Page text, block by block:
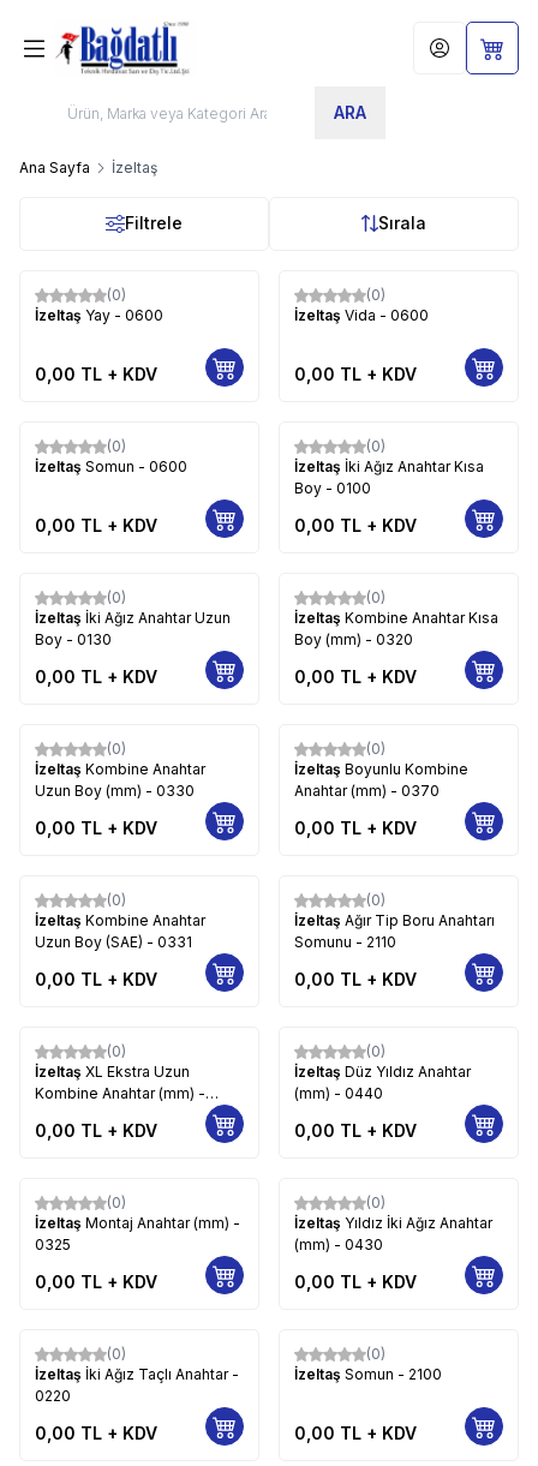
ARA
Hesabım
Ana Sayfa İzeltaş
Filtrele Sırala
(0)
İzeltaş Yay - 0600
0,00 TL + KDV
(0)
İzeltaş Vida - 0600
0,00 TL + KDV
(0)
İzeltaş Somun - 0600
0,00 TL + KDV
(0)
İzeltaş İki Ağız Anahtar Kısa
Boy - 0100
0,00 TL + KDV
(0)
İzeltaş İki Ağız Anahtar Uzun
Boy - 0130
0,00 TL + KDV
(0)
İzeltaş Kombine Anahtar Kısa
Boy (mm) - 0320
0,00 TL + KDV
(0)
İzeltaş Kombine Anahtar
Uzun Boy (mm) - 0330
0,00 TL + KDV
(0)
İzeltaş Boyunlu Kombine
Anahtar (mm) - 0370
0,00 TL + KDV
(0)
İzeltaş Kombine Anahtar
Uzun Boy (SAE) - 0331
0,00 TL + KDV
(0)
İzeltaş Ağır Tip Boru Anahtarı
Somunu - 2110
0,00 TL + KDV
(0)
İzeltaş XL Ekstra Uzun
Kombine Anahtar (mm) -
0,00 TL + KDV
(0)
İzeltaş Düz Yıldız Anahtar
(mm) - 0440
0,00 TL + KDV
(0)
İzeltaş Montaj Anahtar (mm) -
0325
0,00 TL + KDV
(0)
İzeltaş Yıldız İki Ağız Anahtar
(mm) - 0430
0,00 TL + KDV
(0)
İzeltaş İki Ağız Taçlı Anahtar -
0220
0,00 TL + KDV
(0)
İzeltaş Somun - 2100
0,00 TL + KDV